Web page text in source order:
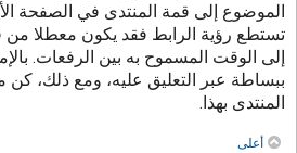
الموضوع إلى قمة المنتدى في الصفحة
تستطع رؤية الرابط فقد يكون معطلا من
إلى الوقت المسموح به بين الرفعات.
ببساطة عبر التعليق عليه، ومع ذلك، كن
المنتدى بهذا.
أعلى